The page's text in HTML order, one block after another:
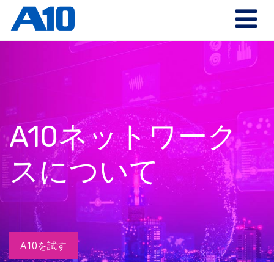
A10ネットワーク
スについて
A10を試す